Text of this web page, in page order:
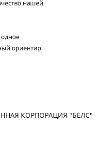
нашей
ориентир
КОРПОРАЦИЯ "БЕЛС"